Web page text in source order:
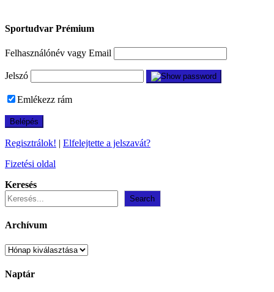
Sportudvar Prémium
Felhasználónév vagy Email
Jelszó
Emlékezz rám
Regisztrálok! | Elfelejtette a jelszavát?
Fizetési oldal
Keresés
Search
Archívum
Archívum
Naptár